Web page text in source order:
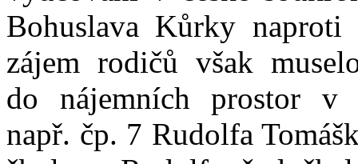
Bohuslava Kůrky naproti
zájem rodičů však
do nájemních prostor v
např. čp. 7 Rudolfa